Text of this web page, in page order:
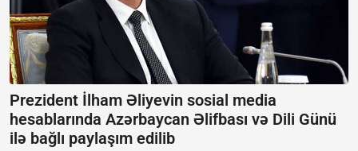
Prezident İlham Əliyevin sosial media
hesablarında Azərbaycan Əlifbası və Dili Günü
ilə bağlı paylaşım edilib